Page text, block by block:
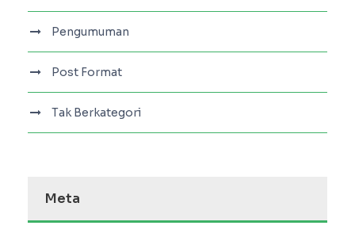
Pengumuman
Post Format
Tak Berkategori
Meta